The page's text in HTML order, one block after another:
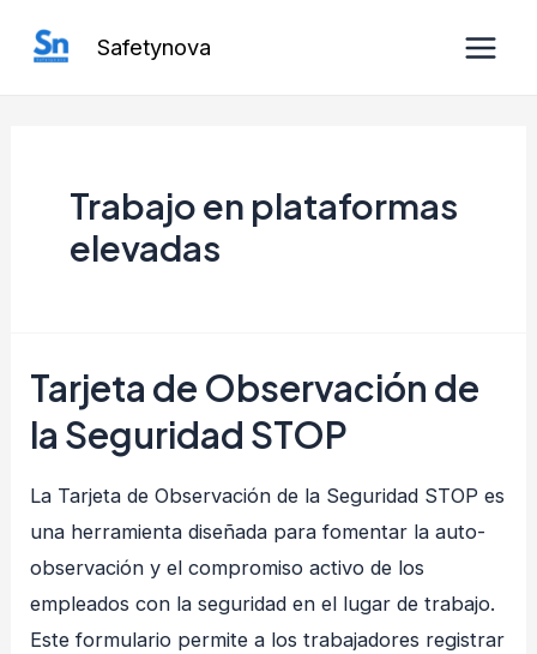
Safetynova
Trabajo en plataformas
elevadas
Tarjeta de Observación de
la Seguridad STOP
La Tarjeta de Observación de la Seguridad STOP es
una herramienta diseñada para fomentar la auto-
observación y el compromiso activo de los
empleados con la seguridad en el lugar de trabajo.
Este formulario permite a los trabajadores registrar